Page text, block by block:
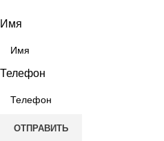
Имя
Телефон
ОТПРАВИТЬ